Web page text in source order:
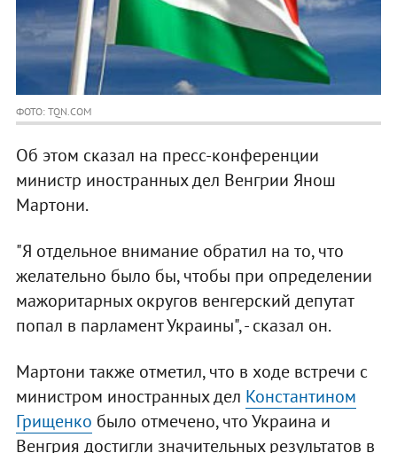
ФОТО: TQN.COM
Об этом сказал на пресс-конференции
министр иностранных дел Венгрии Янош
Мартони.
"Я отдельное внимание обратил на то, что
желательно было бы, чтобы при определении
мажоритарных округов венгерский депутат
попал в парламент Украины", - сказал он.
Мартони также отметил, что в ходе встречи с
министром иностранных дел Константином
Грищенко было отмечено, что Украина и
Венгрия достигли значительных результатов в